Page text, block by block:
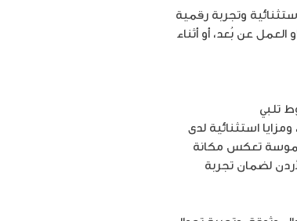
وتجربة رقمية
العمل عن بُعد، أو أثناء
تلبي
استثنائية لدى
تعكس مكانة
لضمان تجربة